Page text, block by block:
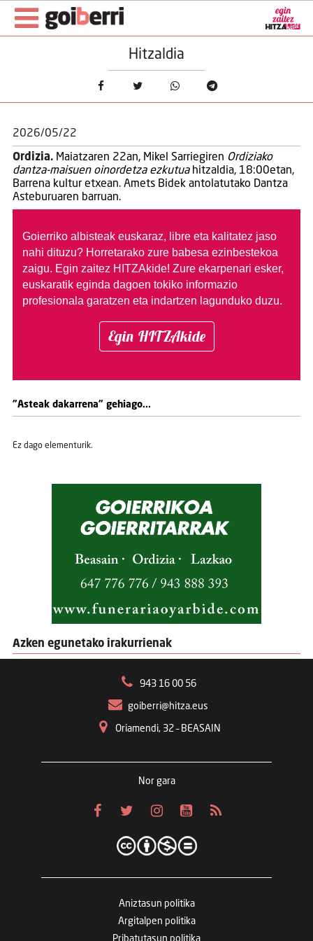
Hitzaldia
2026/05/22
Ordizia.Maiatzaren 22an, Mikel Sarriegiren Ordiziako
dantza-maisuen oinordetza ezkutuahitzaldia, 18:00etan,
Barrena kultur etxean. Amets Bidek antolatutako Dantza
Asteburuaren barruan.
Goierriko albisteak euskaraz, libre eta kalitatez jaso
nahi dituzu? Horretarako zure babesa ezinbestekoa
zaigu. Egin zaitez HITZAkide! Zure ekarpenari esker,
euskaratik eginda dagoen tokiko informazio
profesionala garatzen eta indartzen lagunduko duzu.
Egin HITZAkide
"Asteak dakarrena" gehiago...
Ez dago elementurik.
Azken egunetako irakurrienak
943 16 00 56
goiberri@hitza.eus
Oriamendi, 32 – BEASAIN
Nor gara
Aniztasun politika
Argitalpen politika
Pribatutasun politika